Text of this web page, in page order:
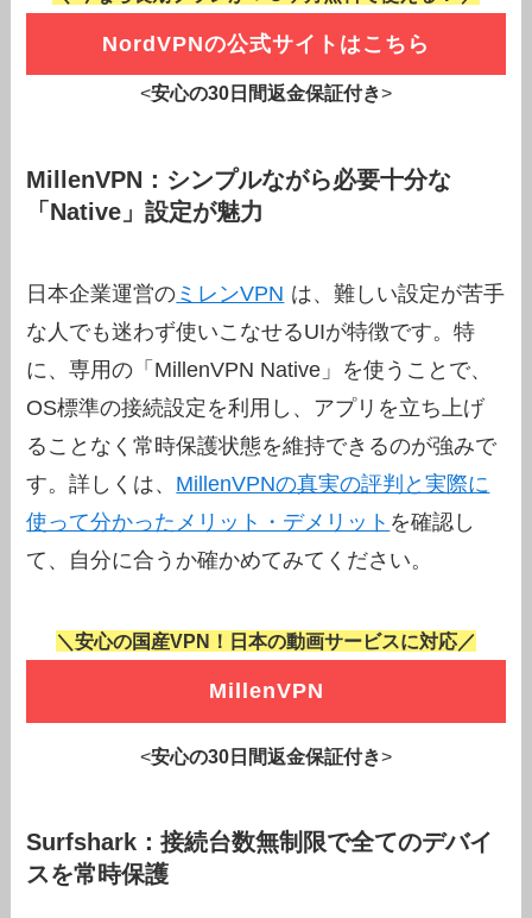
NordVPNの公式サイトはこちら
<安心の30日間返金保証付き>
MillenVPN：シンプルながら必要十分な
「Native」設定が魅力
日本企業運営の ミレンVPN は、難しい設定が苦手
な人でも迷わず使いこなせるUIが特徴です。特
に、専用の「MillenVPN Native」を使うことで、
OS標準の接続設定を利用し、アプリを立ち上げ
ることなく常時保護状態を維持できるのが強みで
す。詳しくは、 MillenVPNの真実の評判と実際に
使って分かったメリット・デメリット を確認し
て、自分に合うか確かめてみてください。
＼安心の国産VPN！日本の動画サービスに対応／
MillenVPN
<安心の30日間返金保証付き>
Surfshark：接続台数無制限で全てのデバイ
スを常時保護